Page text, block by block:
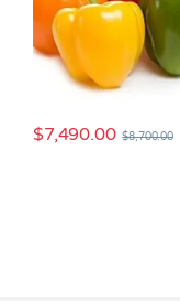
$7,490.00 $8,700.00